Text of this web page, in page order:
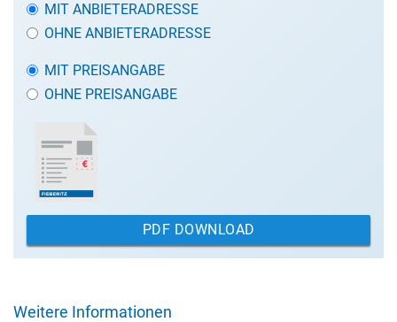
MIT ANBIETERADRESSE
OHNE ANBIETERADRESSE
MIT PREISANGABE
OHNE PREISANGABE
PDF DOWNLOAD
Weitere Informationen